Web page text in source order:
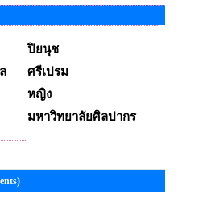
ปิยนุช
ศรีเปรม
หญิง
มหาวิทยาลัยศิลปากร